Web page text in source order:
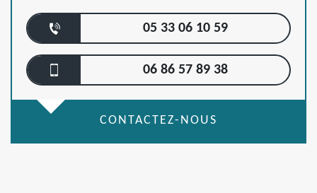
05 33 06 10 59
06 86 57 89 38
CONTACTEZ-NOUS